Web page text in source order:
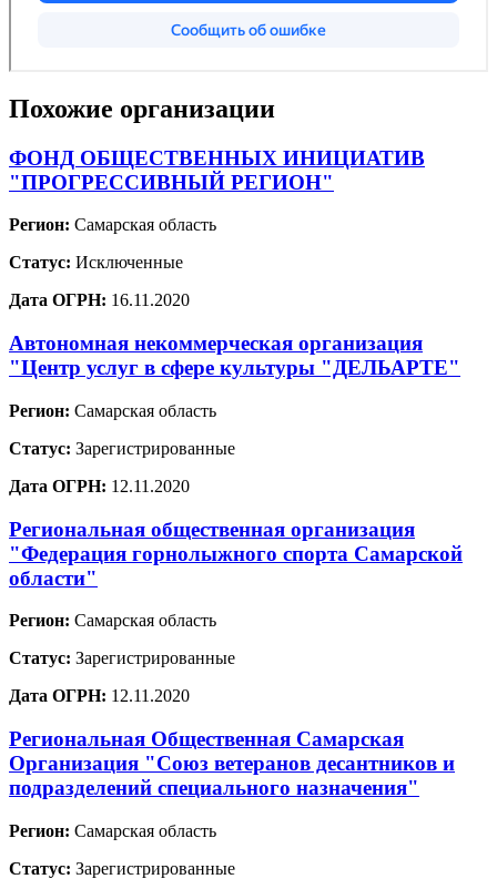
Похожие организации
ФОНД ОБЩЕСТВЕННЫХ ИНИЦИАТИВ
"ПРОГРЕССИВНЫЙ РЕГИОН"
Регион: Самарская область
Статус: Исключенные
Дата ОГРН: 16.11.2020
Автономная некоммерческая организация
"Центр услуг в сфере культуры "ДЕЛЬАРТЕ"
Регион: Самарская область
Статус: Зарегистрированные
Дата ОГРН: 12.11.2020
Региональная общественная организация
"Федерация горнолыжного спорта Самарской
области"
Регион: Самарская область
Статус: Зарегистрированные
Дата ОГРН: 12.11.2020
Региональная Общественная Самарская
Организация "Союз ветеранов десантников и
подразделений специального назначения"
Регион: Самарская область
Статус: Зарегистрированные